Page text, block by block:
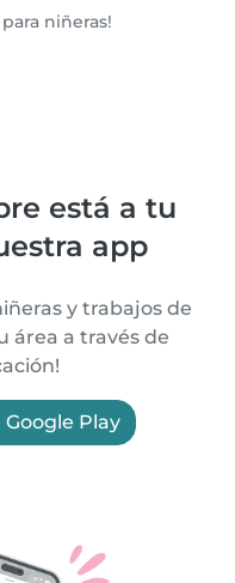
niñeras!
está a tu
app
y trabajos de
área a través de
Google Play